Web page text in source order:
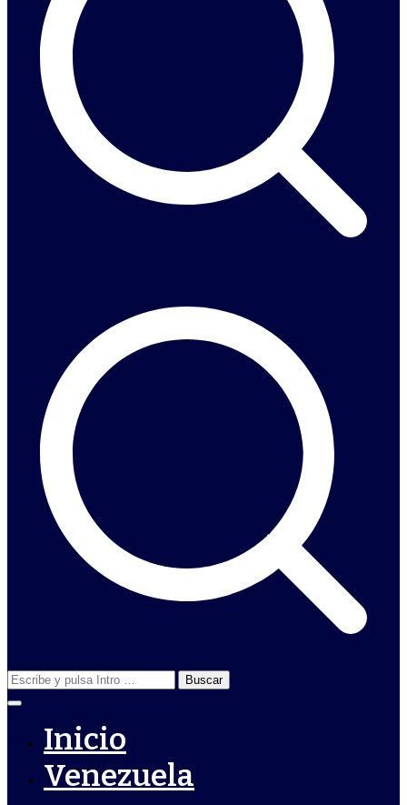
Buscar:
Inicio
Venezuela